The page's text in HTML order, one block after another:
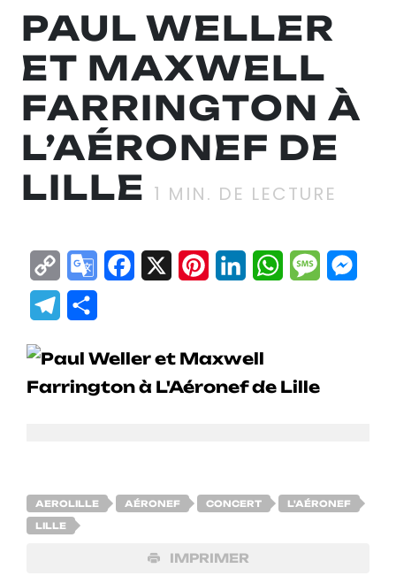
PAUL WELLER
ET MAXWELL
FARRINGTON À
L’AÉRONEF DE
LILLE 1 MIN. DE LECTURE
Copy
Link
GoogleFacebook
X Pinterest
LinkedInWhatsApp
Telegram
AEROLILLE AÉRONEF CONCERT L'AÉRONEF
LILLE
IMPRIMER